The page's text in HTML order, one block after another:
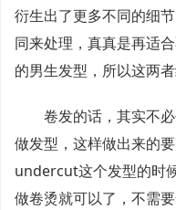
衍生出了更多不同的细
同来处理，真真是再适
的男生发型，所以这两者
卷发的话，其实不必
做发型，这样做出来的
undercut这个发型的时
做卷烫就可以了，不需